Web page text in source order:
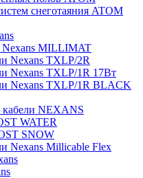
снеготаяния ATOM
Nexans MILLIMAT
Nexans TXLP/2R
Nexans TXLP/1R 17Вт
Nexans TXLP/1R BLACK
NEXANS
WATER
SNOW
Nexans Millicable Flex